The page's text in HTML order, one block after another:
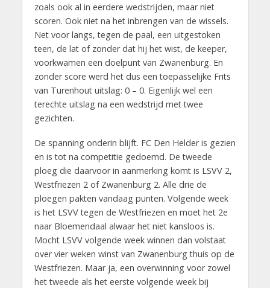
zoals ook al in eerdere wedstrijden, maar niet
scoren. Ook niet na het inbrengen van de wissels.
Net voor langs, tegen de paal, een uitgestoken
teen, de lat of zonder dat hij het wist, de keeper,
voorkwamen een doelpunt van Zwanenburg. En
zonder score werd het dus een toepasselijke Frits
van Turenhout uitslag: 0 – 0. Eigenlijk wel een
terechte uitslag na een wedstrijd met twee
gezichten.
De spanning onderin blijft. FC Den Helder is gezien
en is tot na competitie gedoemd. De tweede
ploeg die daarvoor in aanmerking komt is LSVV 2,
Westfriezen 2 of Zwanenburg 2. Alle drie de
ploegen pakten vandaag punten. Volgende week
is het LSVV tegen de Westfriezen en moet het 2e
naar Bloemendaal alwaar het niet kansloos is.
Mocht LSVV volgende week winnen dan volstaat
over vier weken winst van Zwanenburg thuis op de
Westfriezen. Maar ja, een overwinning voor zowel
het tweede als het eerste volgende week bij